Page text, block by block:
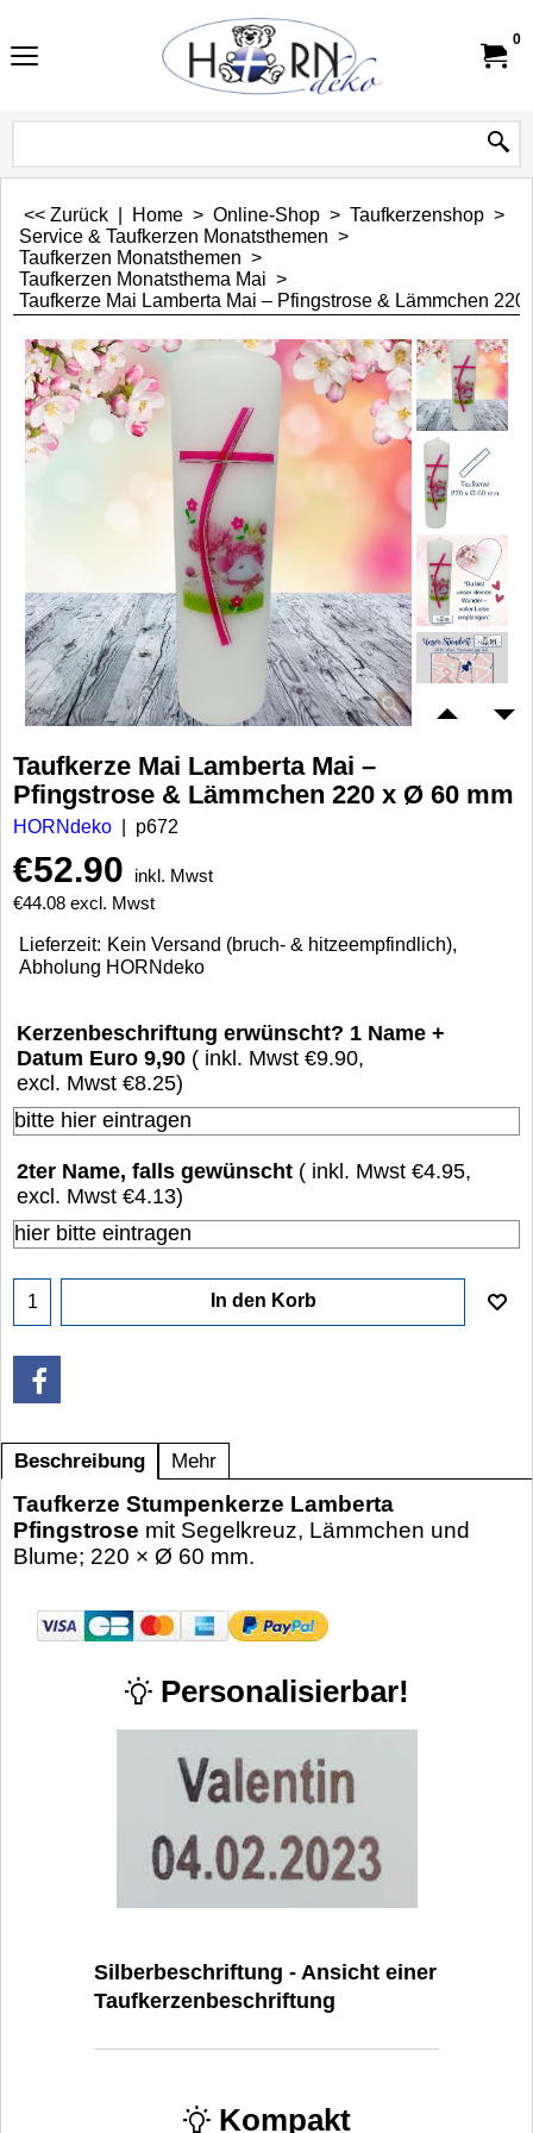
0
<< Zurück Home > Online-Shop > Taufkerzenshop >
Service & Taufkerzen Monatsthemen >
Taufkerzen Monatsthemen >
Taufkerzen Monatsthema Mai >
Taufkerze Mai Lamberta Mai – Pfingstrose & Lämmchen 220
Taufkerze Mai Lamberta Mai –
Pfingstrose & Lämmchen 220 x Ø 60 mm
HORNdeko p672
€52.90
inkl. Mwst
€44.08 excl. Mwst
Lieferzeit: Kein Versand (bruch- & hitzeempfindlich),
Abholung HORNdeko
Kerzenbeschriftung erwünscht? 1 Name +
Datum Euro 9,90 ( inkl. Mwst €9.90,
excl. Mwst €8.25)
2ter Name, falls gewünscht ( inkl. Mwst €4.95,
excl. Mwst €4.13)
In den Korb
Beschreibung Mehr
Taufkerze Stumpenkerze Lamberta
Pfingstrose mit Segelkreuz, Lämmchen und
Blume; 220 × Ø 60 mm.
Personalisierbar!
Silberbeschriftung - Ansicht einer
Taufkerzenbeschriftung
Kompakt